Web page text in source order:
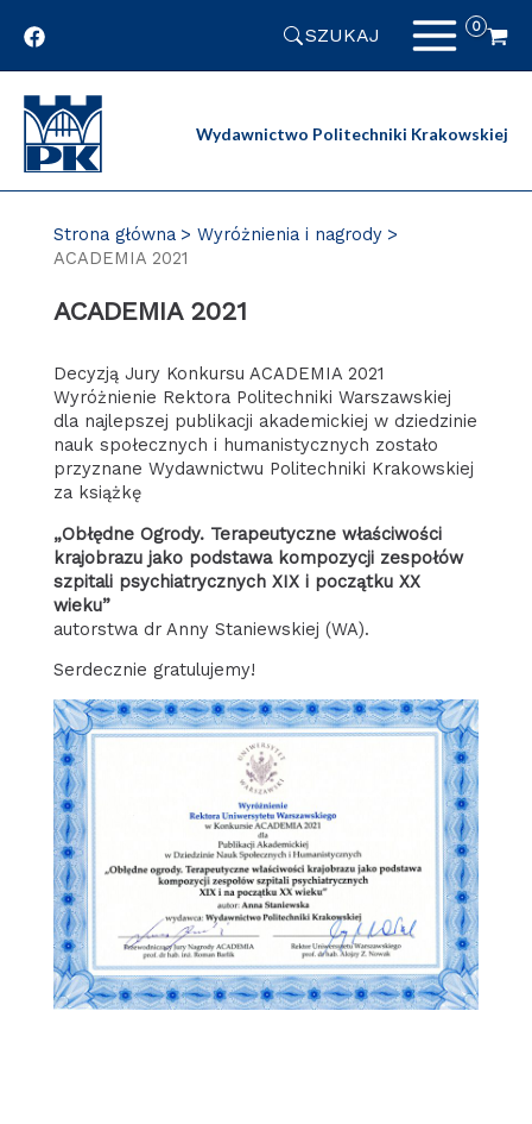
SZUKAJ
Wydawnictwo Politechniki Krakowskiej
Strona główna
Wyróżnienia i nagrody
ACADEMIA 2021
ACADEMIA 2021
Decyzją Jury Konkursu ACADEMIA 2021
Wyróżnienie Rektora Politechniki Warszawskiej
dla najlepszej publikacji akademickiej w dziedzinie
nauk społecznych i humanistycznych zostało
przyznane Wydawnictwu Politechniki Krakowskiej
za książkę
„Obłędne Ogrody. Terapeutyczne właściwości
krajobrazu jako podstawa kompozycji zespołów
szpitali psychiatrycznych XIX i początku XX
wieku”
autorstwa dr Anny Staniewskiej (WA).
Serdecznie gratulujemy!